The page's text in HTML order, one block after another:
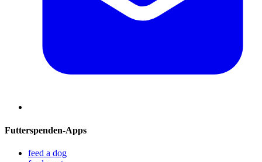
Futterspenden-Apps
feed a dog